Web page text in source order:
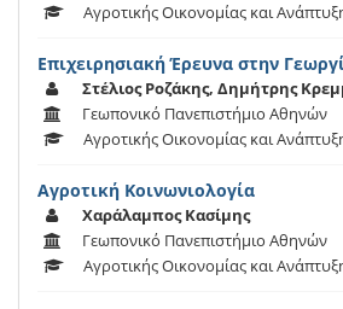
Αγροτικής Οικονομίας και
Επιχειρησιακή Έρευνα στην
Στέλιος Ροζάκης, Δημήτρης
Γεωπονικό Πανεπιστήμιο Αθηνών
Αγροτικής Οικονομίας και
Αγροτική Κοινωνιολογία
Χαράλαμπος Κασίμης
Γεωπονικό Πανεπιστήμιο Αθηνών
Αγροτικής Οικονομίας και